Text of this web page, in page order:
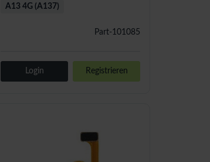
Part-101085
A13 4G (A137)
Login Registrieren